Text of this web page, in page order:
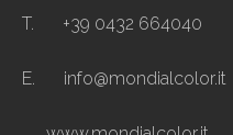
T. +39 0432 664040
E. info@mondialcolor.it